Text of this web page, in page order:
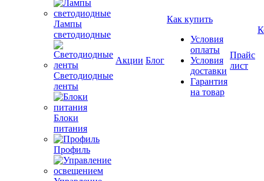
Лампы
светодиодные
Светодиодные
ленты
Блоки
питания
Профиль
Акции Блог
Как купить
Условия
оплаты
Условия
доставки
Гарантия
на товар
Прайс
лист